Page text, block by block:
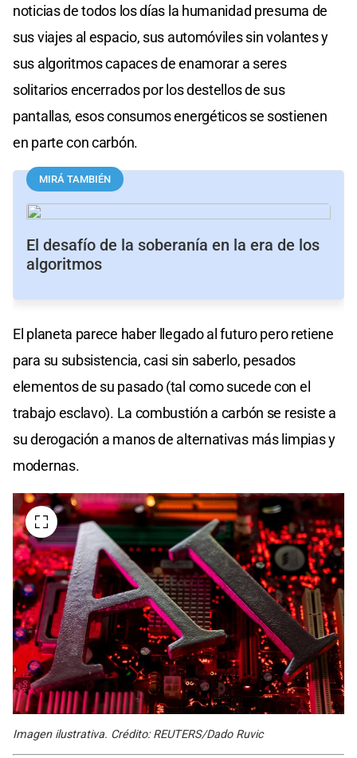
noticias de todos los días la humanidad presuma de
sus viajes al espacio, sus automóviles sin volantes y
sus algoritmos capaces de enamorar a seres
solitarios encerrados por los destellos de sus
pantallas, esos consumos energéticos se sostienen
en parte con carbón.
MIRÁ TAMBIÉN
El desafío de la soberanía en la era de los
algoritmos
El planeta parece haber llegado al futuro pero retiene
para su subsistencia, casi sin saberlo, pesados
elementos de su pasado (tal como sucede con el
trabajo esclavo). La combustión a carbón se resiste a
su derogación a manos de alternativas más limpias y
modernas.
Imagen ilustrativa. Crédito: REUTERS/Dado Ruvic